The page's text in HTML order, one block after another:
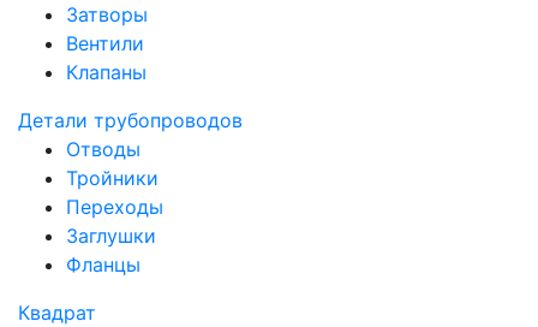
Затворы
Вентили
Клапаны
Детали трубопроводов
Отводы
Тройники
Переходы
Заглушки
Фланцы
Квадрат